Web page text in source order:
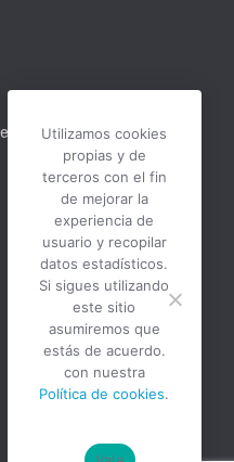
Utilizamos cookies
propias y de
terceros con el fin
de mejorar la
experiencia de
usuario y recopilar
datos estadísticos.
Si sigues utilizando
este sitio
asumiremos que
estás de acuerdo.
con nuestra
Política de cookies.